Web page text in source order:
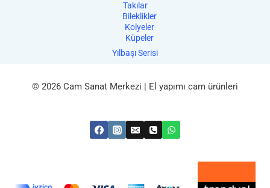
Takılar
Bileklikler
Kolyeler
Küpeler
Yılbaşı Serisi
© 2026 Cam Sanat Merkezi | El yapımı cam ürünleri